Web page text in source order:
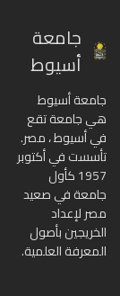
جامعة
أسيوط
جامعة أسيوط
هي جامعة تقع
في أسيوط ، مصر.
تأسست في أكتوبر
1957 كأول
جامعة في صعيد
مصر لإعداد
الخريجين بأصول
المعرفة العلمية.